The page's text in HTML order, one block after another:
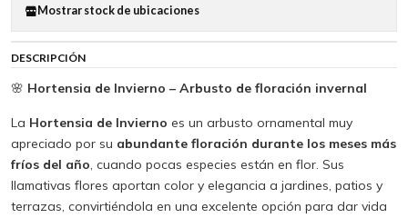
Mostrar stock de ubicaciones
DESCRIPCIÓN
🌸 Hortensia de Invierno – Arbusto de floración invernal
La Hortensia de Invierno es un arbusto ornamental muy
apreciado por su abundante floración durante los meses más
fríos del año, cuando pocas especies están en flor. Sus
llamativas flores aportan color y elegancia a jardines, patios y
terrazas, convirtiéndola en una excelente opción para dar vida